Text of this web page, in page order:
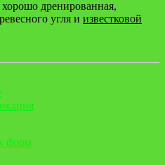
дренированная,
угля и известковой
форм